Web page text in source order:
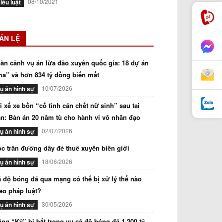
luật
LỆ
cảnh vụ án lừa đảo xuyên quốc gia: 18 dự án
và hơn 834 tỷ đồng biến mất
án hình sự 10/07/2026
xế xe bồn “cố tình cán chết nữ sinh” sau tai
Bản án 20 năm tù cho hành vi vô nhân đạo
án hình sự 02/07/2026
trần đường dây đẻ thuê xuyên biên giới
án hình sự 18/06/2026
độ bóng đá qua mạng có thể bị xử lý thế nào
pháp luật?
án hình sự 30/05/2026